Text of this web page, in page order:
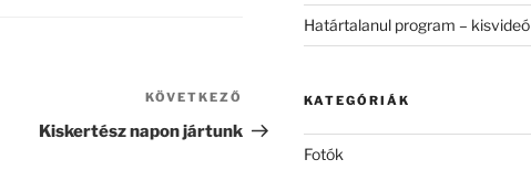
Következő
bejegyzés
KÖVETKEZŐ
Kiskertész napon jártunk
Határtalanul program – kisvideó
KATEGÓRIÁK
Fotók